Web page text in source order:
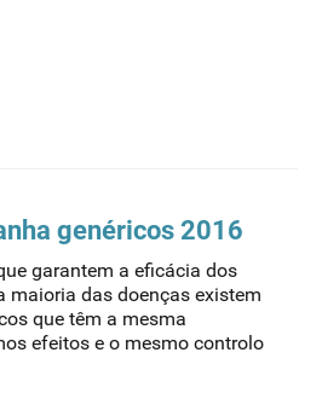
genéricos 2016
garantem a eficácia dos
maioria das doenças existem
que têm a mesma
efeitos e o mesmo controlo